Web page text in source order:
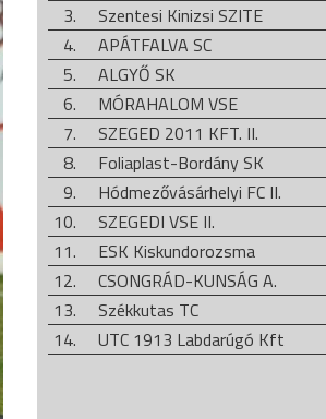
3.
Szentesi Kinizsi SZITE
4.
APÁTFALVA SC
5.
ALGYŐ SK
6.
MÓRAHALOM VSE
7.
SZEGED 2011 KFT. II.
8.
Foliaplast-Bordány SK
9.
Hódmezővásárhelyi FC II.
10.
SZEGEDI VSE II.
11.
ESK Kiskundorozsma
12.
CSONGRÁD-KUNSÁG A.
13.
Székkutas TC
14.
UTC 1913 Labdarúgó Kft